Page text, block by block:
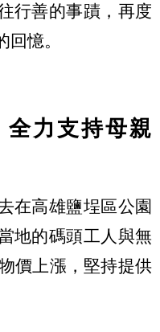
行善的事蹟，再度
憶。
力支持母親
在高雄鹽埕區公園
地的碼頭工人與無
價上漲，堅持提供